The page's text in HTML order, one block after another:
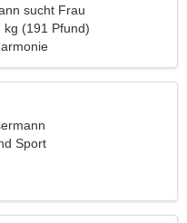
sucht Frau
(191 Pfund)
Sport